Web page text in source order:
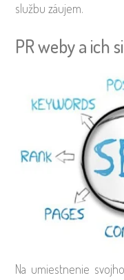
službu záujem.
PR weby a ich
Na umiestnenie